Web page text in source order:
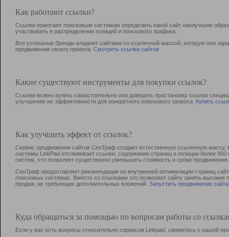
Как работают ссылки?
Ссылки помогают поисковым системам определить какой сайт наилучшим
участвовать в раcпределении позиций и поискового трафика.
Все успешные бренды владеют сайтами со ссылочной массой, которую они
продвижения своего проекта. Смотреть ссылки сайтов
Какие существуют инструменты для покупки ссылок?
Ссылки можно купить самостоятельно или доверить простановку ссылок
улучшению их эффективности для конкретного поискового запроса. Купить
Как улучшить эффект от ссылок?
Сервис продвижения сайтов СеоТраф создает естественную ссылочную
системы LinkPad отслеживает ссылки, содержание страниц и позиции более
систем, что позволяет существенно уменьшить стоимость и сроки продвижения.
СеоТраф предоставляет рекомендации по внутренней оптимизации страниц
поисковых системах. Вместе со ссылками это позволяет сайту занять
продаж, не требующих дополнительных вложений. Запустить продвижение сайта
Куда обращаться за помощью по вопросам работы со
Если у вас есть вопросы относительно сервисов Linkpad, свяжитесь с нашей